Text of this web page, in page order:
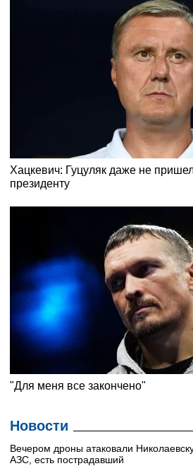
Новости
Вечером дроны атаковали
АЗС, есть пострадавший